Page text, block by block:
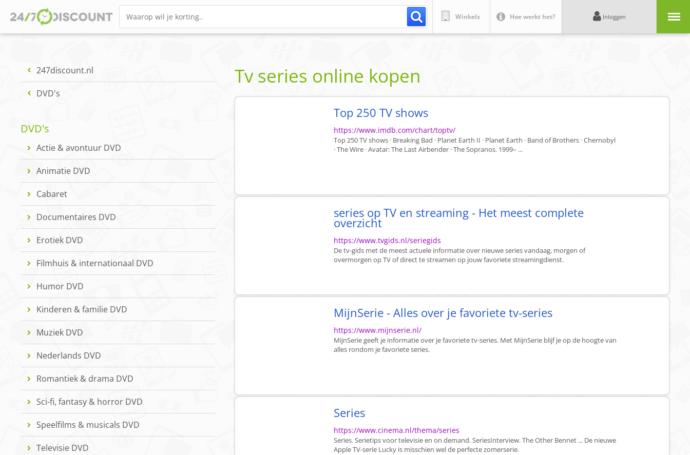
Winkels Hoe werkt het? Inloggen
247discount.nl
DVD's
DVD's
Actie & avontuur DVD
Animatie DVD
Cabaret
Documentaires DVD
Erotiek DVD
Filmhuis & internationaal DVD
Humor DVD
Kinderen & familie DVD
Muziek DVD
Nederlands DVD
Romantiek & drama DVD
Sci-fi, fantasy & horror DVD
Speelfilms & musicals DVD
Televisie DVD
Tv series online kopen
Top 250 TV shows
https://www.imdb.com/chart/toptv/
Top 250 TV shows · Breaking Bad · Planet Earth II · Planet Earth · Band of Brothers · Chernobyl
· The Wire · Avatar: The Last Airbender · The Sopranos. 1999– ...
series op TV en streaming - Het meest complete
overzicht
https://www.tvgids.nl/seriegids
De tv-gids met de meest actuele informatie over nieuwe series vandaag, morgen of
overmorgen op TV of direct te streamen op jouw favoriete streamingdienst.
MijnSerie - Alles over je favoriete tv-series
https://www.mijnserie.nl/
MijnSerie geeft je informatie over je favoriete tv-series. Met MijnSerie blijf je op de hoogte van
alles rondom je favoriete series.
Series
https://www.cinema.nl/thema/series
Series. Serietips voor televisie en on demand. SeriesInterview. The Other Bennet ... De nieuwe
Apple TV-serie Lucky is misschien wel de perfecte zomerserie.